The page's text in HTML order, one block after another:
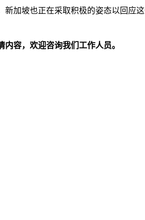
加坡也正在采取积极的姿态以回应
内容，欢迎咨询我们工作人员。